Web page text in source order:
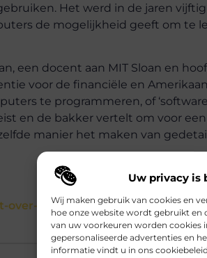
Uw privacy is
Wij maken gebruik van cookies en
hoe onze website wordt gebruikt en
van uw voorkeuren worden cookies
gepersonaliseerde advertenties en
informatie vindt u in ons
Het werd in de jaren
de mogelijkheid geeft om te
een docent aan MIT Sloan en
voor de financiële en
te programmeren, of
en de bakker vertelt om voor
manier het maken van
over-python-machine-